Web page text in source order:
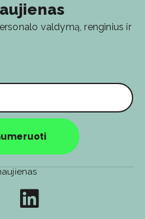
valdymą, renginius ir